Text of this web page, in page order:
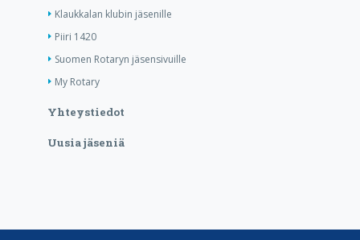
Klaukkalan klubin jäsenille
Piiri 1420
Suomen Rotaryn jäsensivuille
My Rotary
Yhteystiedot
Uusia jäseniä